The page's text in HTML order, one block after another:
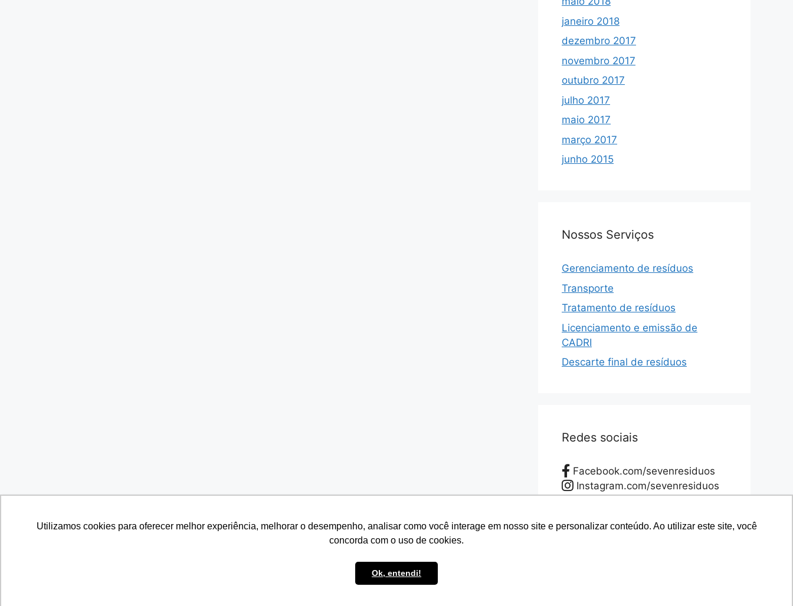
Utilizamos cookies para oferecer melhor experiência, melhorar o desempenho, analisar como você interage em nosso site e personalizar conteúdo. Ao utilizar este site, você
concorda com o uso de cookies.
Ok, entendi!
Utilizamos cookies para oferecer melhor experiência, melhorar o desempenho, analisar como você interage em nosso site e personalizar conteúdo. Ao utilizar este site, você
concorda com o uso de cookies.
Ok, entendi!
janeiro 2018
dezembro 2017
novembro 2017
outubro 2017
julho 2017
maio 2017
março 2017
junho 2015
Nossos Serviços
Gerenciamento de resíduos
Transporte
Tratamento de resíduos
Licenciamento e emissão de
CADRI
Descarte final de resíduos
Redes sociais
Facebook.com/sevenresiduos
Instagram.com/sevenresiduos
Twitter.com/sevenresiduos